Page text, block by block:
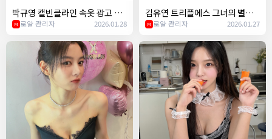
박규영 캘빈클라인 속옷 광고 ㄷ
ㄷ
M 로얄 관리자 2026.01.28
김유연 트리플에스 그녀의 별명
이 띨띨좌인 이유ㅋㅋ
M 로얄 관리자 2026.01.27